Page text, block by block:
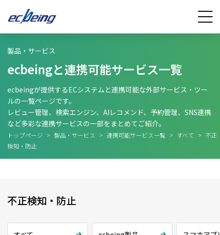
製品・サービス
ecbeingと連携可能サービス一覧
ecbeingが提供するECシステムと連携可能な外部サービス・ツー
ルの一覧ページです。
レビュー管理、検索エンジン、AIレコメンド、予約管理、SNS連携
など多彩な連携サービスの一部をまとめてご紹介。
トップページ > 製品・サービス > 連携可能サービス一覧 > すべて > 不正
検知・防止
不正検知・防止